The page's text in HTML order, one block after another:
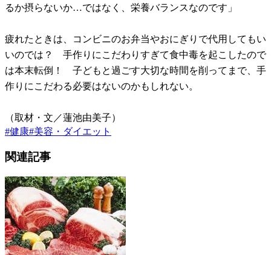
るか摂らないか…ではなく、栄養バランスなのです」
疲れたときは、コンビニのお弁当やおにぎりで代用してもい
いのでは？ 手作りにこだわりすぎて食中毒を起こしたので
は本末転倒！ 子どもと過ごす大切な時間を削ってまで、手
作りにこだわる必要はないのかもしれない。
（取材・文／蓮池由美子）
#健康#美容・ダイエット
関連記事